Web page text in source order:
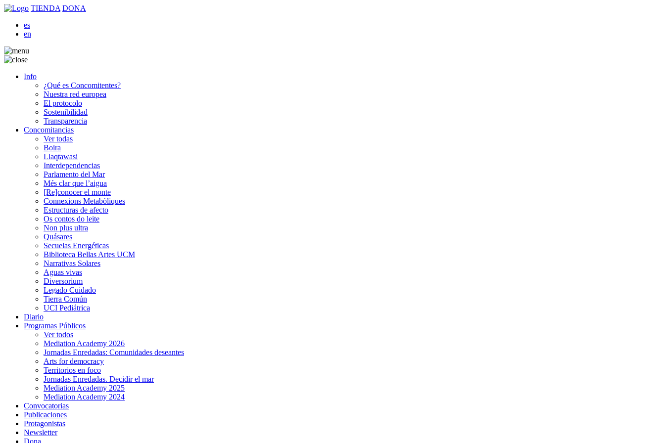
TIENDA DONA
es
en
Info
¿Qué es Concomitentes?
Nuestra red europea
El protocolo
Sostenibilidad
Transparencia
Concomitancias
Ver todas
Boira
Llaqtawasi
Interdependencias
Parlamento del Mar
Més clar que l’aigua
[Re]conocer el monte
Connexions Metabòliques
Estructuras de afecto
Os contos do leite
Non plus ultra
Quásares
Secuelas Energéticas
Biblioteca Bellas Artes UCM
Narrativas Solares
Aguas vivas
Diversorium
Legado Cuidado
Tierra Común
UCI Pediátrica
Diario
Programas Públicos
Ver todos
Mediation Academy 2026
Jornadas Enredadas: Comunidades deseantes
Arts for democracy
Territorios en foco
Jornadas Enredadas. Decidir el mar
Mediation Academy 2025
Mediation Academy 2024
Convocatorias
Publicaciones
Protagonistas
Newsletter
Dona